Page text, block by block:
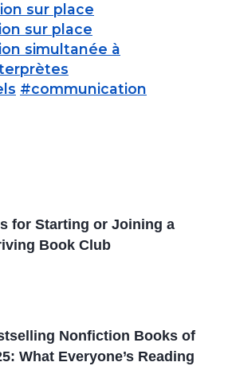
sur place
sur place
simultanée à
#communication
for Starting or Joining a
Book Club
Nonfiction Books of
What Everyone’s Reading